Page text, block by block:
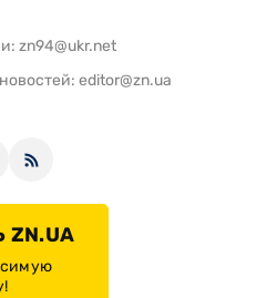
zn94@ukr.net
editor@zn.ua